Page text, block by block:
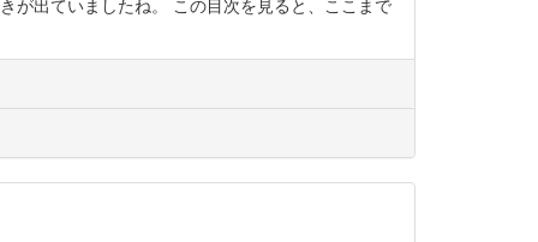
が出ていましたね。 この目次を見ると、ここまで